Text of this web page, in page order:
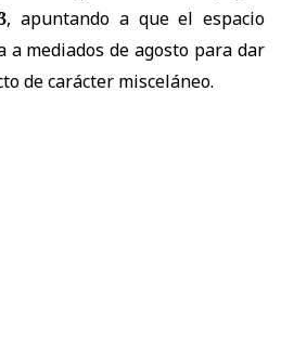
, apuntando a que el espacio
mediados de agosto para dar
de carácter misceláneo.